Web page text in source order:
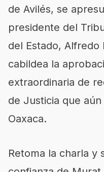
de Avilés, se
presidente del
del Estado, Alfredo
cabildea la
extraordinaria de
de Justicia que
Oaxaca.
Retoma la charla y